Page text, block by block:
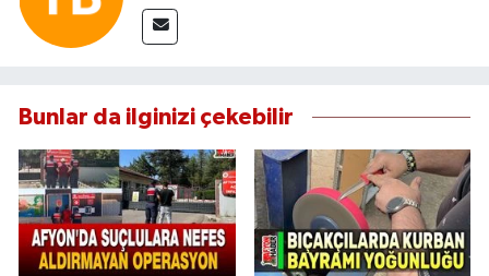
Bunlar da ilginizi çekebilir